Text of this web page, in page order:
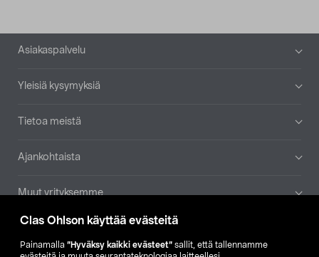
Clas Ohlson käyttää evästeitä
Painamalla ”Hyväksy kaikki evästeet” sallit, että tallennamme
Alatunniste
Asiakaspalvelu
Yleisiä kysymyksiä
Tietoa meistä
Ajankohtaista
Muut yrityksemme
Etsi myymälä